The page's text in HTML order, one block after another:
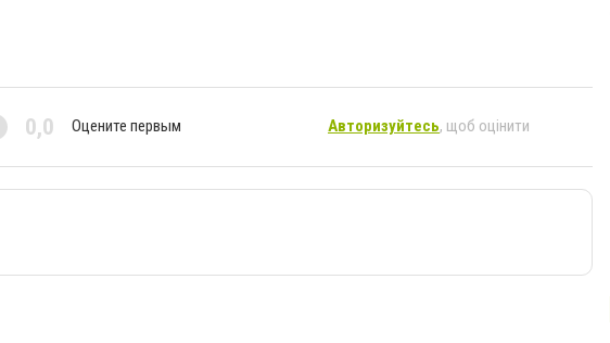
0,0 Оцените первым Авторизуйтесь, щоб оцінити